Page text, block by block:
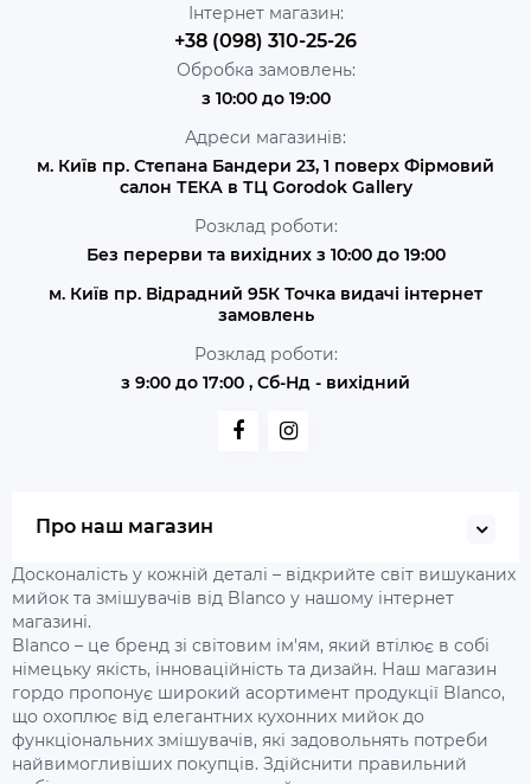
Інтернет магазин:
+38 (098) 310-25-26
Обробка замовлень:
з 10:00 до 19:00
Адреси магазинів:
м. Київ пр. Степана Бандери 23, 1 поверх Фірмовий
салон ТЕКА в ТЦ Gorodok Gallery
Розклад роботи:
Без перерви та вихідних з 10:00 до 19:00
м. Київ пр. Відрадний 95К Точка видачі інтернет
замовлень
Розклад роботи:
з 9:00 до 17:00 , Сб-Нд - вихідний
Про наш магазин
Досконалість у кожній деталі – відкрийте світ вишуканих
мийок та змішувачів від Blanco у нашому інтернет
магазині.
Blanco – це бренд зі світовим ім'ям, який втілює в собі
німецьку якість, інноваційність та дизайн. Наш магазин
гордо пропонує широкий асортимент продукції Blanco,
що охоплює від елегантних кухонних мийок до
функціональних змішувачів, які задовольнять потреби
найвимогливіших покупців. Здійснити правильний